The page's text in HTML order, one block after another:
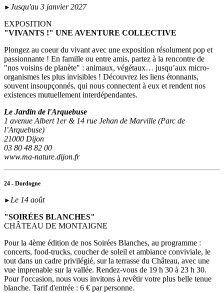
► Jusqu'au 3 janvier 2027
EXPOSITION
"VIVANTS !" UNE AVENTURE COLLECTIVE
Plongez au coeur du vivant avec une exposition résolument pop et
passionnante ! En famille ou entre amis, partez à la rencontre de
"nos voisins de planète" : animaux, végétaux… jusqu’aux micro-
organismes les plus invisibles ! Découvrez les liens étonnants,
souvent insoupçonnés, qui nous connectent à eux et rendent nos
existences mutuellement interdépendantes.
Le Jardin de l'Arquebuse
1 avenue Albert 1er & 14 rue Jehan de Marville (Parc de
l’Arquebuse)
21000 Dijon
03 80 48 82 00
www.ma-nature.dijon.fr
24 - Dordogne
► Le 14 août
"SOIRÉES BLANCHES"
CHÂTEAU DE MONTAIGNE
Pour la 4ème édition de nos Soirées Blanches, au programme :
concerts, food-trucks, coucher de soleil et ambiance conviviale, le
tout dans un cadre privilégié, sur la terrasse du Château, avec une
vue imprenable sur la vallée. Rendez-vous de 19 h 30 à 23 h 30.
Pour l'occasion, nous vous invitons à revêtir votre plus belle tenue
blanche. Tarif d'entrée : 6 € par personne.